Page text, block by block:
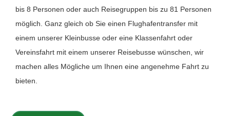
bis 8 Personen oder auch Reisegruppen bis zu 81 Personen
möglich. Ganz gleich ob Sie einen Flughafentransfer mit
einem unserer Kleinbusse oder eine Klassenfahrt oder
Vereinsfahrt mit einem unserer Reisebusse wünschen, wir
machen alles Mögliche um Ihnen eine angenehme Fahrt zu
bieten.